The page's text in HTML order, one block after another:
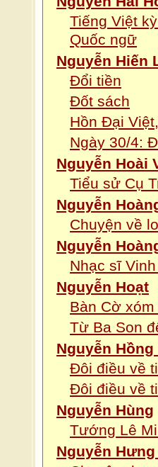
Tiếng Việt
Quốc ngữ
Nguyễn Hiến
Đổi tiền
Đốt sách
Hồn Đại
Ngày 30/4:
Nguyễn Hoài
Tiểu sử Cụ
Nguyễn
Chuyện về
Nguyễn
Nhạc sĩ
Nguyễn Hoạt
Bàn Cờ xóm
Từ Ba Son
Nguyễn Hồng
Đôi điều về
Đôi điều về
Nguyễn Hùng
Tướng Lê
Nguyễn